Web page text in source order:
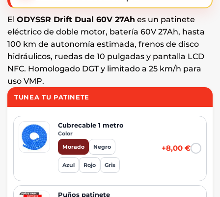
El ODYSSR Drift Dual 60V 27Ah es un patinete
eléctrico de doble motor, batería 60V 27Ah, hasta
100 km de autonomía estimada, frenos de disco
hidráulicos, ruedas de 10 pulgadas y pantalla LCD
NFC. Homologado DGT y limitado a 25 km/h para
uso VMP.
TUNEA TU PATINETE
Cubrecable 1 metro
Color
Morado
Negro
Azul Rojo Gris
+8,00 €
Puños patinete